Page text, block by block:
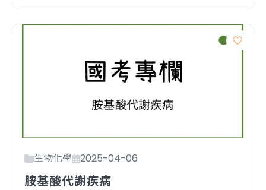
生物化學 2025-04-06
胺基酸代謝疾病